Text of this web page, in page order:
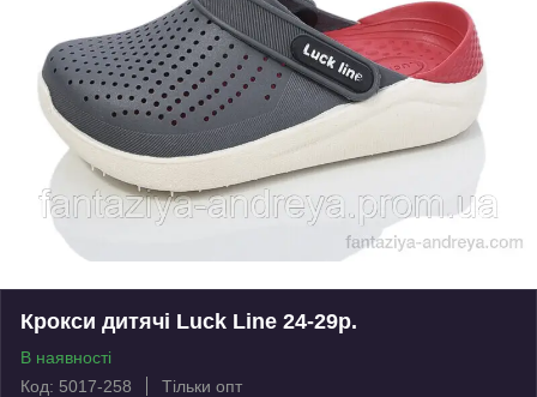
Крокси дитячі Luck Line 24-29р.
В наявності
Код: 5017-258
Тільки опт